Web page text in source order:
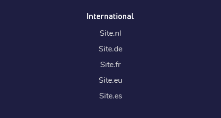
International
Site.nl
Site.de
Site.fr
Site.eu
Site.es